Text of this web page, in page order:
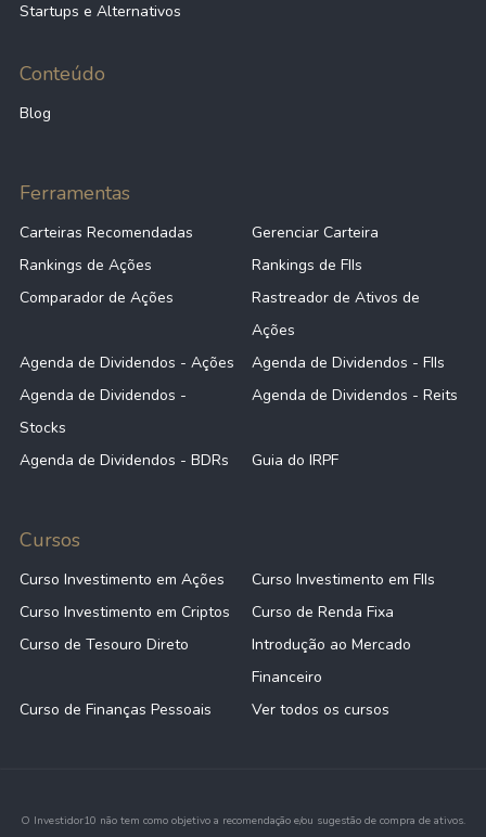
Startups e Alternativos
Conteúdo
Blog
Ferramentas
Carteiras Recomendadas
Gerenciar Carteira
Rankings de Ações
Rankings de FIIs
Comparador de Ações
Rastreador de Ativos de
Ações
Agenda de Dividendos - Ações
Agenda de Dividendos - FIIs
Agenda de Dividendos -
Stocks
Agenda de Dividendos - Reits
Agenda de Dividendos - BDRs Guia do IRPF
Cursos
Curso Investimento em Ações
Curso Investimento em FIIs
Curso Investimento em Criptos
Curso de Renda Fixa
Curso de Tesouro Direto
Introdução ao Mercado
Financeiro
Curso de Finanças Pessoais
Ver todos os cursos
O Investidor10 não tem como objetivo a recomendação e/ou sugestão de compra de ativos.